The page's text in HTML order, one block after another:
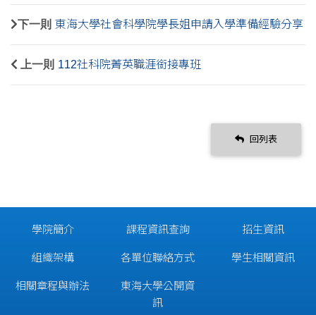
下一則 東海大學社會科學院學長姐申請入學準備經驗分享
上一則 112社科院菁英職涯銜接專班
回列表
學院簡介
組織架構
相關章程與辦法
課程資訊查詢
各單位聯絡方式
東海大學公開資
訊
招生資訊
學生相關資訊